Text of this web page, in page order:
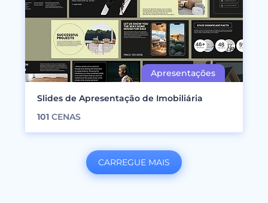
Slides de Apresentação de Imobiliária
101 CENAS
CARREGUE MAIS